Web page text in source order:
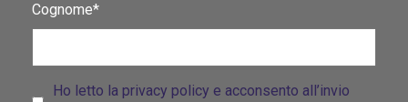
Cognome*
Ho letto la privacy policy e acconsento all’invio